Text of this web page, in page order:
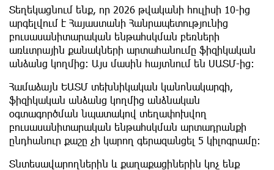
Տեղեկացնում ենք, որ 2026 թվականի հուլիսի 10-ից
արգելվում է Հայաստանի Հանրապետությունից
բուսասանիտարական ենթահսկման բեռների
առևտրային քանակների արտահանումը ֆիզիկական
անձանց կողմից։ Այս մասին հայտնում են ՍԱՏՄ-ից:
Համաձայն ԵԱՏՄ տեխնիկական կանոնակարգի,
ֆիզիկական անձանց կողմից անձնական
օգտագործման նպատակով տեղափոխվող
բուսասանիտարական ենթահսկման արտադրանքի
ընդհանուր քաշը չի կարող գերազանցել 5 կիլոգրամը։
Տնտեսավարողներին և քաղաքացիներին կոչ ենք